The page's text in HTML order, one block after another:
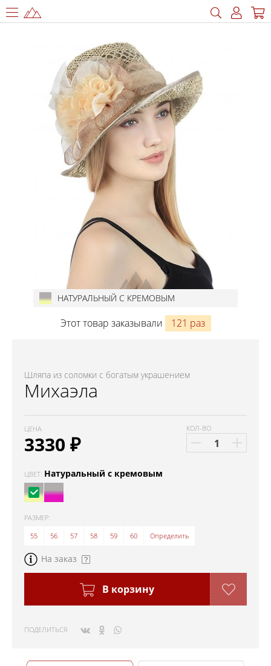
НАТУРАЛЬНЫЙ С КРЕМОВЫМ
Этот товар заказывали 121 раз
Шляпа из соломки с богатым украшением
Михаэла
ЦЕНА
3330 ₽
КОЛ-ВО
ЦВЕТ: Натуральный с кремовым
РАЗМЕР:
55
56 57 58 59 60 Определить
На заказ
В корзину
ПОДЕЛИТЬСЯ